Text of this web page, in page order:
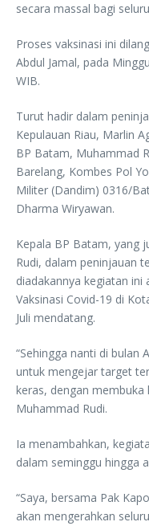
secara massal bagi
Proses vaksinasi ini
Abdul Jamal, pada
WIB.
Turut hadir dalam
Kepulauan Riau, Marlin
BP Batam, Muhammad
Barelang, Kombes Pol
Militer (Dandim) 0316/
Dharma Wiryawan.
Kepala BP Batam, yang
Rudi, dalam peninjauan
diadakannya kegiatan
Vaksinasi Covid-19 di
Juli mendatang.
“Sehingga nanti di bulan
untuk mengejar target
keras, dengan membuka
Muhammad Rudi.
Ia menambahkan,
dalam seminggu hingga
“Saya, bersama Pak
akan mengerahkan